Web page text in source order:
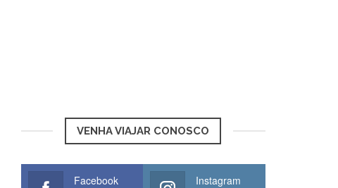
VENHA VIAJAR CONOSCO
Facebook Instagram